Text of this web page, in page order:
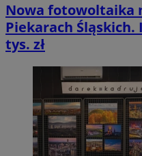
Nowa fotowoltaika
Piekarach Śląskich.
tys. zł